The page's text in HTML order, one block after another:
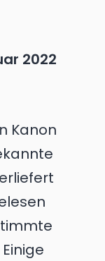
2022
Kanon